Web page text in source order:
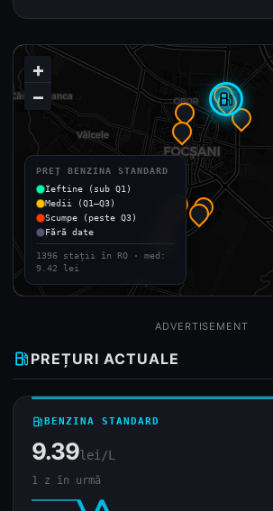
local_gas_station
+
−
PREȚ BENZINA STANDARD
Ieftine (sub Q1)
Medii (Q1–Q3)
Scumpe (peste Q3)
Fără date
1396 stații în RO · med:
9.42 lei
ADVERTISEMENT
local_gas_station PREȚURI ACTUALE
local_gas_stationBENZINA STANDARD
9.39lei/L
1 z în urmă